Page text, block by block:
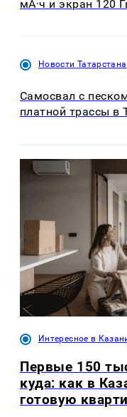
мА·ч и экран 120
Новости Татарстана
Самосвал с
платной трассы в
Интересное в
Первые 150
куда: как в
готовую